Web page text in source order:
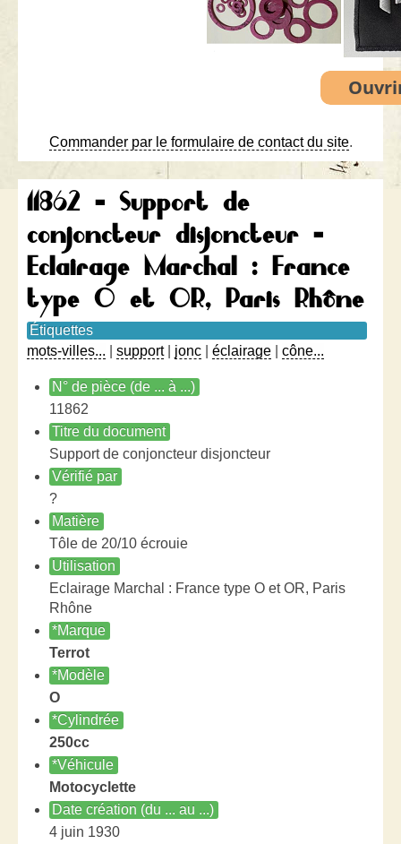
Commander par le formulaire de contact du site.
11862 - Support de
conjoncteur disjoncteur -
Eclairage Marchal : France
type O et OR, Paris Rhône
Étiquettes
mots-villes...
support| jonc éclairage cône...
N° de pièce (de ... à ...)
11862
Titre du document
Support de conjoncteur disjoncteur
Vérifié par
?
Matière
Tôle de 20/10 écrouie
Utilisation
Eclairage Marchal : France type O et OR, Paris
Rhône
*Marque
Terrot
*Modèle
O
*Cylindrée
250cc
*Véhicule
Motocyclette
Date création (du ... au ...)
4 juin 1930